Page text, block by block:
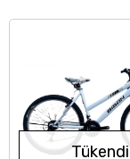
Tükendi